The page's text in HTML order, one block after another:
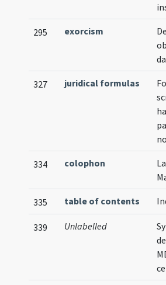
295 exorcism
327 juridical formulas
334 colophon
335 table of contents
339 Unlabelled